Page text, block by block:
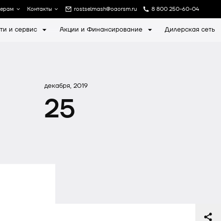
Контакты rostselmash@oaorsm.ru 8 800 250-60-04
и сервис Акции и Финансирование Дилерская сеть
декабря, 2019
25